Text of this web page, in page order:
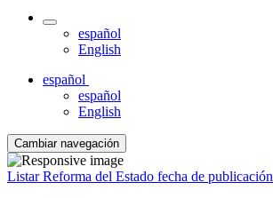
español
English
español
español
English
Cambiar navegación
Listar Reforma del Estado fecha de publicación